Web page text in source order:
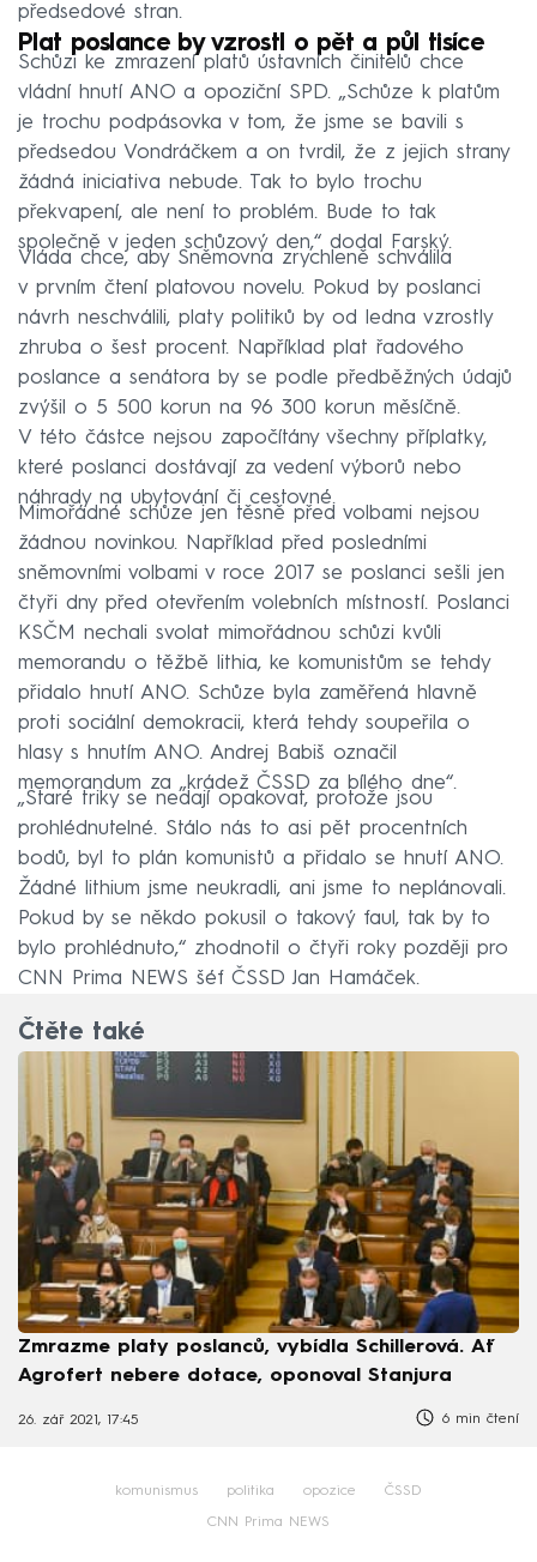
předsedové stran.
Plat poslance by vzrostl o pět a půl tisíce
Schůzi ke zmrazení platů ústavních činitelů chce
vládní hnutí ANO a opoziční SPD. „Schůze k platům
je trochu podpásovka v tom, že jsme se bavili s
předsedou Vondráčkem a on tvrdil, že z jejich strany
žádná iniciativa nebude. Tak to bylo trochu
překvapení, ale není to problém. Bude to tak
společně v jeden schůzový den,“ dodal Farský.
Vláda chce, aby Sněmovna zrychleně schválila
v prvním čtení platovou novelu. Pokud by poslanci
návrh neschválili, platy politiků by od ledna vzrostly
zhruba o šest procent. Například plat řadového
poslance a senátora by se podle předběžných údajů
zvýšil o 5 500 korun na 96 300 korun měsíčně.
V této částce nejsou započítány všechny příplatky,
které poslanci dostávají za vedení výborů nebo
náhrady na ubytování či cestovné.
Mimořádné schůze jen těsně před volbami nejsou
žádnou novinkou. Například před posledními
sněmovními volbami v roce 2017 se poslanci sešli jen
čtyři dny před otevřením volebních místností. Poslanci
KSČM nechali svolat mimořádnou schůzi kvůli
memorandu o těžbě lithia, ke komunistům se tehdy
přidalo hnutí ANO. Schůze byla zaměřená hlavně
proti sociální demokracii, která tehdy soupeřila o
hlasy s hnutím ANO. Andrej Babiš označil
memorandum za „krádež ČSSD za bílého dne“.
„Staré triky se nedají opakovat, protože jsou
prohlédnutelné. Stálo nás to asi pět procentních
bodů, byl to plán komunistů a přidalo se hnutí ANO.
Žádné lithium jsme neukradli, ani jsme to neplánovali.
Pokud by se někdo pokusil o takový faul, tak by to
bylo prohlédnuto,“ zhodnotil o čtyři roky později pro
CNN Prima NEWS šéf ČSSD Jan Hamáček.
Čtěte také
Zmrazme platy poslanců, vybídla Schillerová. Ať
Agrofert nebere dotace, oponoval Stanjura
26. zář 2021, 17:45 6 min čtení
komunismus politika opozice ČSSD
CNN Prima NEWS